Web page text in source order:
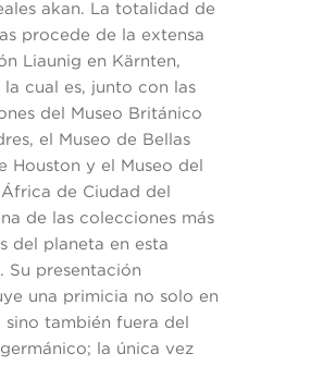
akan. La totalidad de
procede de la extensa
Liaunig en Kärnten,
la cual es, junto con las
del Museo Británico
el Museo de Bellas
Houston y el Museo del
de Ciudad del
de las colecciones más
del planeta en esta
Su presentación
una primicia no solo en
sino también fuera del
la única vez